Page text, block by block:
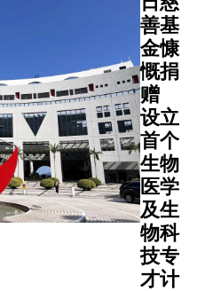
电池因其
化学窗口
锂离子电
相近，且
元素地球
量丰富，
现出巨大
发展潜力
然而，该
术在实现
效阳离子
输和保持
定循环性
创新可持
续发展方
案的平
台。十支
优秀学生
团队脱颖
而出，包
括科大学
生团队，
将代表亚
太区出战
今年四月
举行的全
球总决
乳腺癌形
长的治疗
靶向抗癌
有难以替
床价值，
更严格筛
精准的方
癌细胞，
传统化疗
严重副作
时，癌症
法主要採
隆抗体技
善基
金慷
慨捐
赠
设立
首个
生物
医学
及生
物科
技专
才计